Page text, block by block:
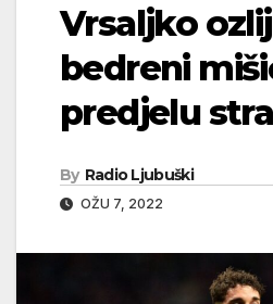
Vrsaljko
bedreni
predjelu
By Radio Ljubuški
OŽU 7, 2022